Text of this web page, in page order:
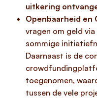
uitkering
Openbaarheid en
vragen om geld
sommige
Daarnaast is de
toegenomen,
tussen de vele